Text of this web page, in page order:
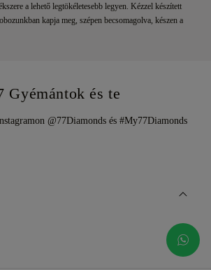
a lehető legtökéletesebb legyen. Kézzel készített
kapja meg, szépen becsomagolva, készen a
Gyémántok és te
@77Diamonds és #My77Diamonds